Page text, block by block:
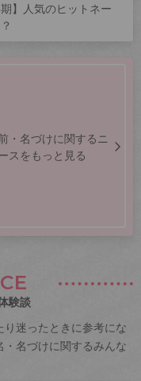
期】人気のヒットネー
・名づけに関するニ
スをもっと見る
験談
迷ったときに参考にな
名づけに関するみんな